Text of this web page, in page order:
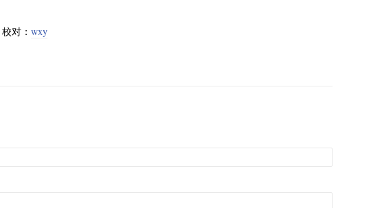
校对： wxy